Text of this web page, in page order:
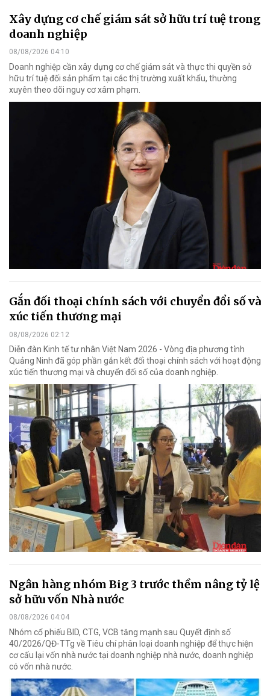
Xây dựng cơ chế giám sát sở hữu trí tuệ trong
doanh nghiệp
08/08/2026 04:10
Doanh nghiệp cần xây dựng cơ chế giám sát và thực thi quyền sở
hữu trí tuệ đối sản phẩm tại các thị trường xuất khẩu, thường
xuyên theo dõi nguy cơ xâm phạm.
Gắn đối thoại chính sách với chuyển đổi số và
xúc tiến thương mại
08/08/2026 02:12
Diễn đàn Kinh tế tư nhân Việt Nam 2026 - Vòng địa phương tỉnh
Quảng Ninh đã góp phần gắn kết đối thoại chính sách với hoạt động
xúc tiến thương mại và chuyển đổi số của doanh nghiệp.
Ngân hàng nhóm Big 3 trước thềm nâng tỷ lệ
sở hữu vốn Nhà nước
08/08/2026 04:04
Nhóm cổ phiếu BID, CTG, VCB tăng mạnh sau Quyết định số
40/2026/QĐ-TTg về Tiêu chí phân loại doanh nghiệp để thực hiện
cơ cấu lại vốn nhà nước tại doanh nghiệp nhà nước, doanh nghiệp
có vốn nhà nước.